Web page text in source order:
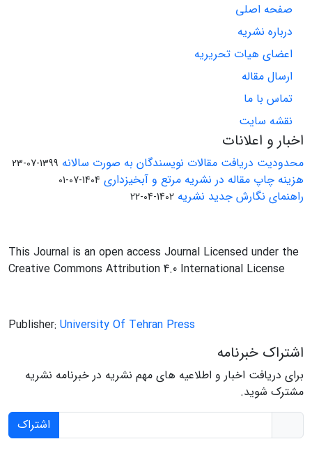
صفحه اصلی
درباره نشریه
اعضای هیات تحریریه
ارسال مقاله
تماس با ما
نقشه سایت
اخبار و اعلانات
محدودیت دریافت مقالات نویسندگان به صورت سالانه 1399-07-23
هزینه چاپ مقاله در نشریه مرتع و آبخیزداری 1404-07-01
راهنمای نگارش جدید نشریه 1402-04-22
This Journal is an open access Journal Licensed under the
Creative Commons Attribution 4.0 International License
Publisher: University Of Tehran Press
اشتراک خبرنامه
برای دریافت اخبار و اطلاعیه های مهم نشریه در خبرنامه نشریه
مشترک شوید.
اشتراک